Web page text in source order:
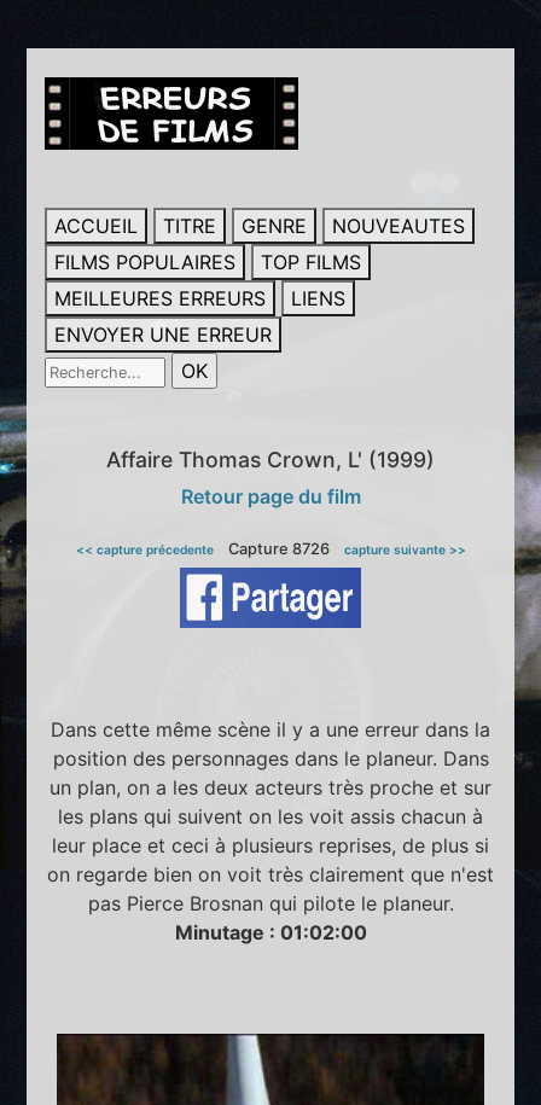
ACCUEIL TITRE GENRE
NOUVEAUTES
FILMS POPULAIRES
TOP FILMS
MEILLEURES ERREURS
LIENS
ENVOYER UNE ERREUR
Affaire Thomas Crown, L' (1999)
Retour page du film
<< capture précedenteCapture 8726 capture suivante >>
Dans cette même scène il y a une erreur dans la
position des personnages dans le planeur. Dans
un plan, on a les deux acteurs très proche et sur
les plans qui suivent on les voit assis chacun à
leur place et ceci à plusieurs reprises, de plus si
on regarde bien on voit très clairement que n'est
pas Pierce Brosnan qui pilote le planeur.
Minutage : 01:02:00